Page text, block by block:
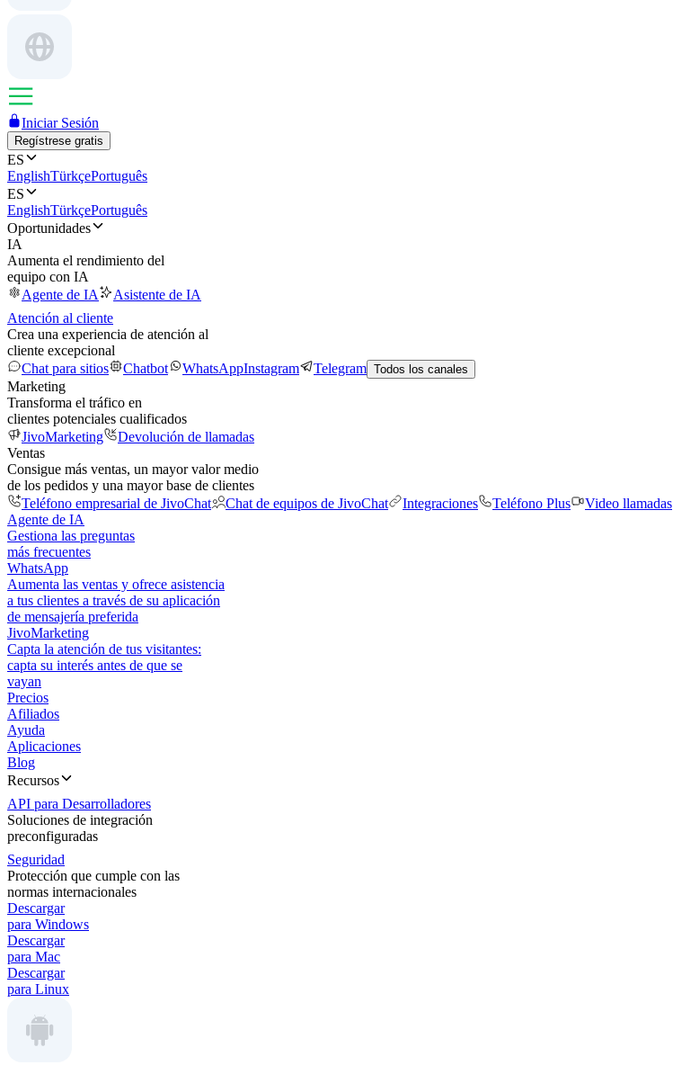
Iniciar Sesión
Regístrese gratis
ES
EnglishTürkçePortuguês
ES
EnglishTürkçePortuguês
Oportunidades
IA
Aumenta el rendimiento del
equipo con IA
Agente de IA
Asistente de IA
Atención al cliente
Crea una experiencia de atención al
cliente excepcional
Chat para sitios
Chatbot WhatsAppInstagram Telegram Todos los canales
Marketing
Transforma el tráfico en
clientes potenciales cualificados
JivoMarketing
Devolución de llamadas
Ventas
Consigue más ventas, un mayor valor medio
de los pedidos y una mayor base de clientes
Teléfono empresarial de JivoChat
Chat de equipos de JivoChat Integraciones Teléfono Plus Video llamadas
Agente de IA
Gestiona las preguntas
más frecuentes
WhatsApp
Aumenta las ventas y ofrece asistencia
a tus clientes a través de su aplicación
de mensajería preferida
JivoMarketing
Capta la atención de tus visitantes:
capta su interés antes de que se
vayan
Precios
Afiliados
Ayuda
Aplicaciones
Blog
Recursos
API para Desarrolladores
Soluciones de integración
preconfiguradas
Seguridad
Protección que cumple con las
normas internacionales
Descargar
para Windows
Descargar
para Mac
Descargar
para Linux